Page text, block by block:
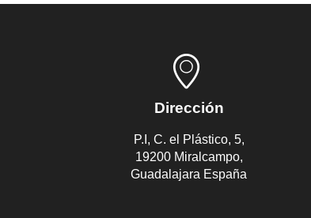
Dirección
P.I, C. el Plástico, 5,
19200 Miralcampo,
Guadalajara España